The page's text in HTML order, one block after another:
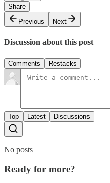
Share
Previous
Next
Discussion about this post
Comments Restacks
Top Latest Discussions
No posts
Ready for more?